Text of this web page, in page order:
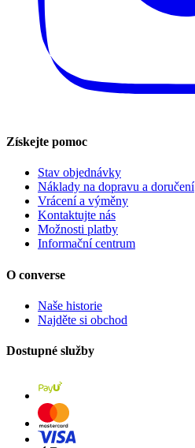
Získejte pomoc
Stav objednávky
Náklady na dopravu a doručení
Vrácení a výměny
Kontaktujte nás
Možnosti platby
Informační centrum
O converse
Naše historie
Najděte si obchod
Dostupné služby